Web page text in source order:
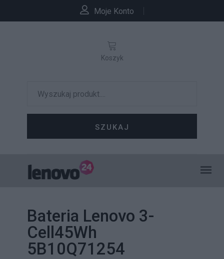
Moje Konto
SZUKAJ
Koszyk
Bateria Lenovo 3-
Cell45Wh
5B10Q71254